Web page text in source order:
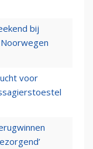
bij
voor